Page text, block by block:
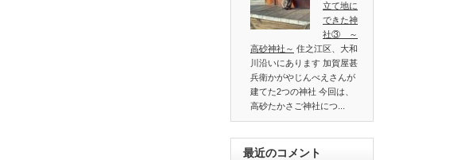
立て地に
できた神
社③ ～
高砂神社～ 住之江区、大和
川沿いにあります 加賀屋甚
兵衛かがやじんべえさんが
建てた2つの神社 今回は、
高砂たかさご神社につ...
最近のコメント